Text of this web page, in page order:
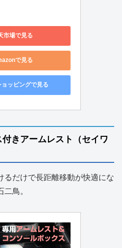
市場で見る
で見る
ッピングで見る
きアームレスト（セイワ
るだけで長距離移動が快適にな
鳥。